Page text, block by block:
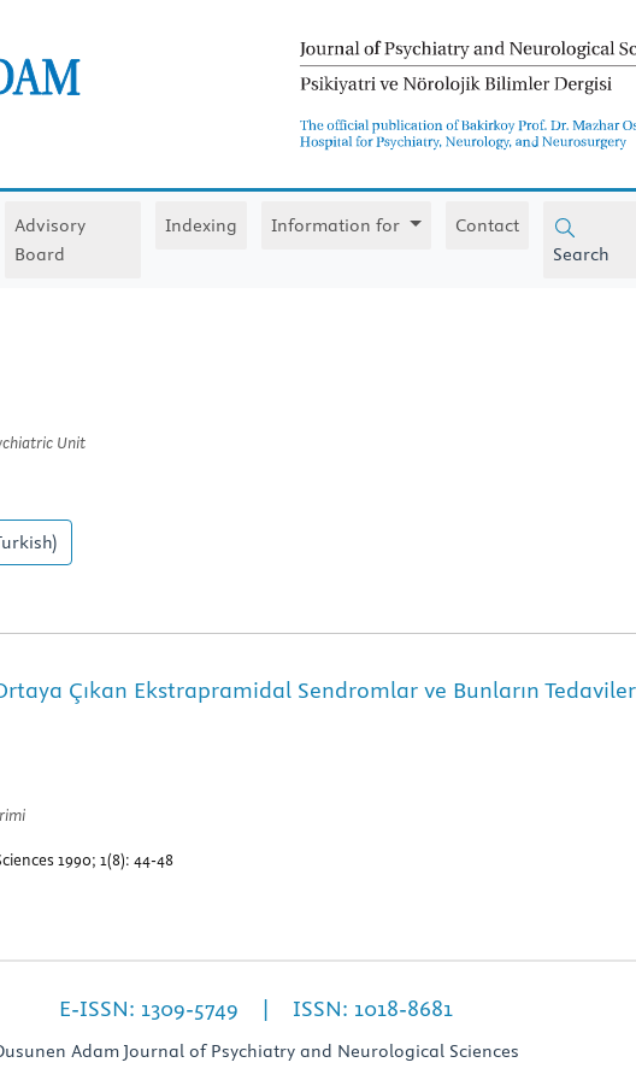
Advisory
Board
Indexing Information for
Contact
Search
Unit
Çıkan Ekstrapramidal Sendromlar ve Bunların
1990; 1(8): 44-48
E-ISSN: 1309-5749 | ISSN: 1018-8681
Adam Journal of Psychiatry and Neurological Sciences